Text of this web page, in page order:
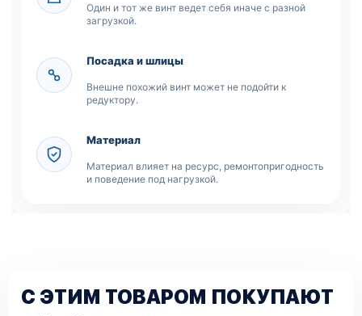
Один и тот же винт ведет себя иначе с разной
загрузкой.
Посадка и шлицы
Внешне похожий винт может не подойти к
редуктору.
Материал
Материал влияет на ресурс, ремонтопригодность
и поведение под нагрузкой.
С ЭТИМ ТОВАРОМ ПОКУПАЮТ